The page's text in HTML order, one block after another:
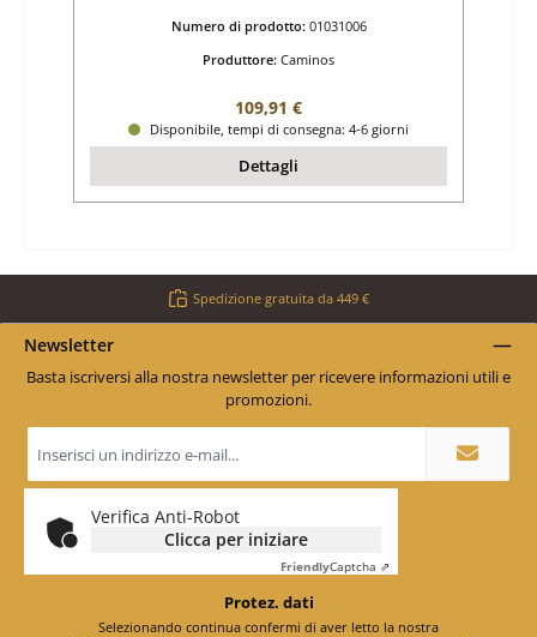
Numero di prodotto: 01031006
Produttore: Caminos
Prezzo normale:
109,91 €
Disponibile, tempi di consegna: 4-6 giorni
Dettagli
Spedizione gratuita da 449 €
Newsletter
Basta iscriversi alla nostra newsletter per ricevere informazioni utili e
promozioni.
e-
mail
*
Verifica Anti-Robot
Clicca per iniziare
FriendlyCaptcha ⇗
Protez. dati